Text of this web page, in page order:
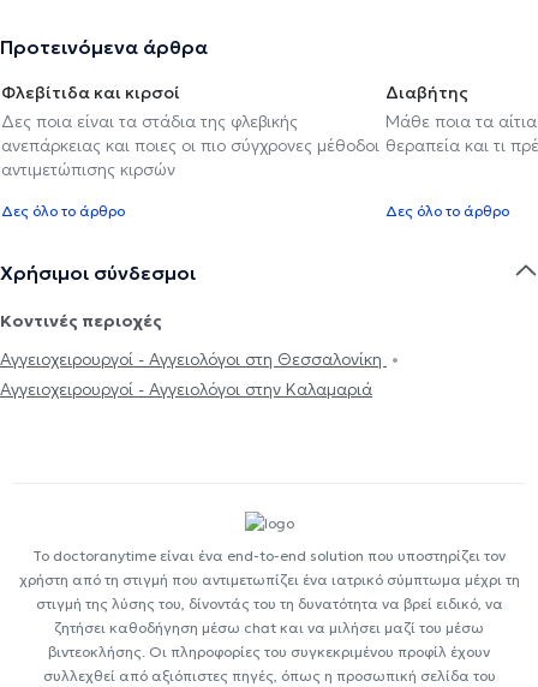
Προτεινόμενα άρθρα
Φλεβίτιδα και κιρσοί
Δες ποια είναι τα στάδια της φλεβικής
ανεπάρκειας και ποιες οι πιο σύγχρονες μέθοδοι
αντιμετώπισης κιρσών
Δες όλο το άρθρο
Διαβήτης
Μάθε ποια τα
θεραπεία και τι
Δες όλο το άρθρο
Χρήσιμοι σύνδεσμοι
Κοντινές περιοχές
Αγγειοχειρουργοί - Αγγειολόγοι στη Θεσσαλονίκη
Αγγειοχειρουργοί - Αγγειολόγοι στην Καλαμαριά
Το doctoranytime είναι ένα end-to-end solution που υποστηρίζει τον
χρήστη από τη στιγμή που αντιμετωπίζει ένα ιατρικό σύμπτωμα μέχρι τη
στιγμή της λύσης του, δίνοντάς του τη δυνατότητα να βρεί ειδικό, να
ζητήσει καθοδήγηση μέσω chat και να μιλήσει μαζί του μέσω
βιντεοκλήσης. Οι πληροφορίες του συγκεκριμένου προφίλ έχουν
συλλεχθεί από αξιόπιστες πηγές, όπως η προσωπική σελίδα του